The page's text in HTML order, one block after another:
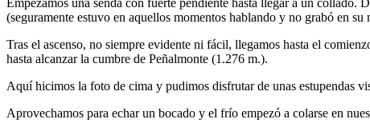
(seguramente estuvo en aquellos momentos hablando y no grabó en su
Tras el ascenso, no siempre evidente ni fácil, llegamos hasta el
hasta alcanzar la cumbre de Peñalmonte (1.276 m.).
Aquí hicimos la foto de cima y pudimos disfrutar de unas estupendas
Aprovechamos para echar un bocado y el frío empezó a colarse en